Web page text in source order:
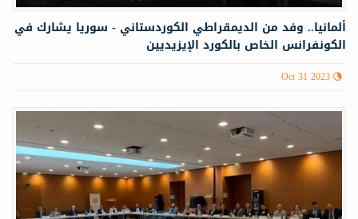
ألمانيا.. وفد من الديمقراطي الكوردستاني - سوريا يشارك في
الكونفرانس الخاص بالكورد الإيزيديين
Oct 31 2023